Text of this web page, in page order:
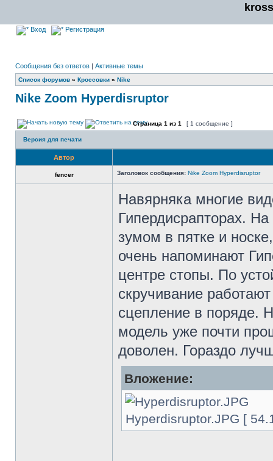
Вход Регистрация
Сообщения без ответов | Активные темы
Список форумов » Кроссовки » Nike
Nike Zoom Hyperdisruptor
Страница 1 из 1 [ 1 сообщение ]
Версия для печати
Автор
fencer Заголовок сообщения: Nike Zoom Hyperdisruptor
Навярняка многие
Гипердисрапторах.
зумом в пятке и
очень напоминают
центре стопы. По
скручивание
сцепление в поряде.
модель уже почти
доволен. Гораздо
Вложение:
Hyperdisruptor.JPG [